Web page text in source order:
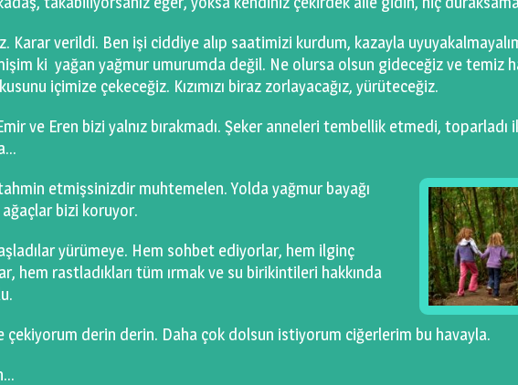
Karar verildi. Ben işi ciddiye alıp saatimizi kurdum, kazayla
ki yağan yağmur umurumda değil. Ne olursa olsun gideceğiz ve temiz
içimize çekeceğiz. Kızımızı biraz zorlayacağız, yürüteceğiz.
ve Eren bizi yalnız bırakmadı. Şeker anneleri tembellik etmedi, toparladı
etmişsinizdir muhtemelen. Yolda yağmur bayağı
bizi koruyor.
yürümeye. Hem sohbet ediyorlar, hem ilginç
hem rastladıkları tüm ırmak ve su birikintileri hakkında
çekiyorum derin derin. Daha çok dolsun istiyorum ciğerlerim bu havayla.